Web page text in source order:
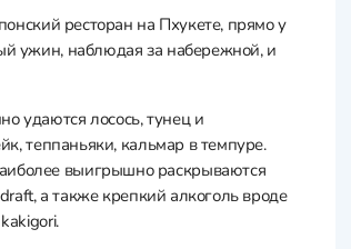
ресторан на Пхукете, прямо у
ужин, наблюдая за набережной, и
удаются лосось, тунец и
теппаньяки, кальмар в темпуре.
выигрышно раскрываются
а также крепкий алкоголь вроде